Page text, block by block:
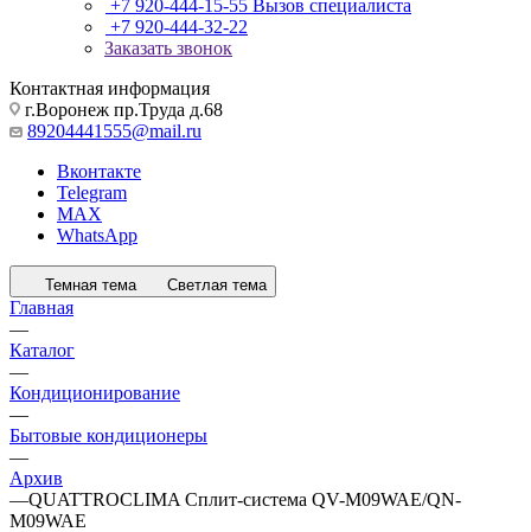
+7 920-444-15-55 Вызов специалиста
+7 920-444-32-22
Заказать звонок
Контактная информация
г.Воронеж пр.Труда д.68
89204441555@mail.ru
Вконтакте
Telegram
MAX
WhatsApp
Темная тема Светлая тема
Главная
—
Каталог
—
Кондиционирование
—
Бытовые кондиционеры
—
Архив
—QUATTROCLIMA Сплит-система QV-M09WAE/QN-
M09WAE